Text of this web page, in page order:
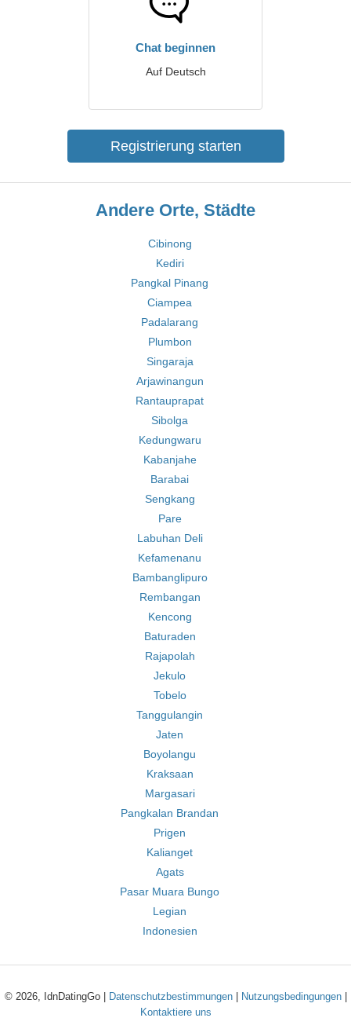
Chat beginnen
Auf Deutsch
Registrierung starten
Andere Orte, Städte
Cibinong
Kediri
Pangkal Pinang
Ciampea
Padalarang
Plumbon
Singaraja
Arjawinangun
Rantauprapat
Sibolga
Kedungwaru
Kabanjahe
Barabai
Sengkang
Pare
Labuhan Deli
Kefamenanu
Bambanglipuro
Rembangan
Kencong
Baturaden
Rajapolah
Jekulo
Tobelo
Tanggulangin
Jaten
Boyolangu
Kraksaan
Margasari
Pangkalan Brandan
Prigen
Kalianget
Agats
Pasar Muara Bungo
Legian
Indonesien
© 2026, IdnDatingGo | Datenschutzbestimmungen| Nutzungsbedingungen|
Kontaktiere uns